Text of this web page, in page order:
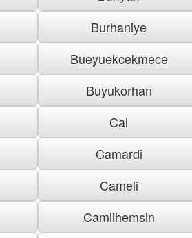
Burhaniye
Bueyuekcekmece
Buyukorhan
Cal
Camardi
Cameli
Camlihemsin